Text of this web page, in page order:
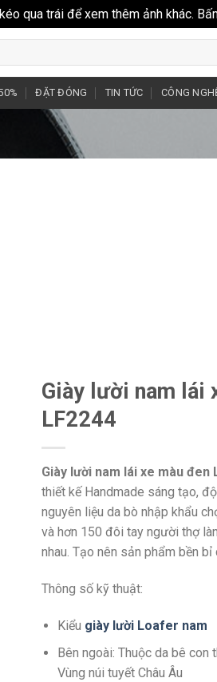
qua trái để xem thêm ảnh khác.
ĐẶT ĐÓNG TIN TỨC CÔNG
Giày lười nam lái
LF2244
Giày lười nam lái xe màu đen
thiết kế Handmade sáng tạo,
nguyên liệu da bò nhập khẩu
và hơn 150 đôi tay người thợ
nhau. Tạo nên sản phẩm bền
Thông số kỹ thuật:
Kiểu giày lười Loafer nam
Bên ngoài: Thuộc da bê
Vùng núi tuyết Châu Âu